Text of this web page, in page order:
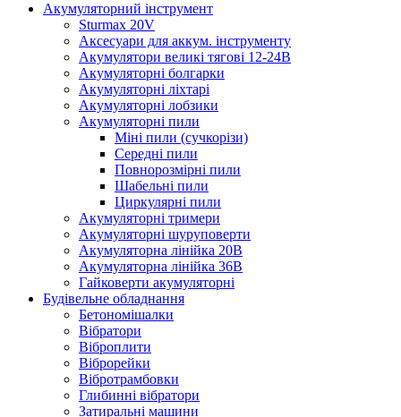
Акумуляторний інструмент
Sturmax 20V
Аксесуари для аккум. інструменту
Акумулятори великі тягові 12-24В
Акумуляторні болгарки
Акумуляторні ліхтарі
Акумуляторні лобзики
Акумуляторні пили
Міні пили (сучкорізи)
Середні пили
Повнорозмірні пили
Шабельні пили
Циркулярні пили
Акумуляторні тримери
Акумуляторні шуруповерти
Акумуляторна лінійка 20В
Акумуляторна лінійка 36В
Гайковерти акумуляторні
Будівельне обладнання
Бетономішалки
Вібратори
Віброплити
Віброрейки
Вібротрамбовки
Глибинні вібратори
Затиральні машини